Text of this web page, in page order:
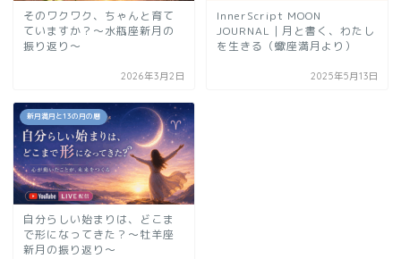
そのワクワク、ちゃんと育て
ていますか？〜水瓶座新月の
振り返り〜
2026年3月2日
InnerScript MOON
JOURNAL｜月と書く、わたし
を生きる（蠍座満月より）
2025年5月13日
新月満月と13の月の暦
自分らしい始まりは、どこま
で形になってきた？〜牡羊座
新月の振り返り〜